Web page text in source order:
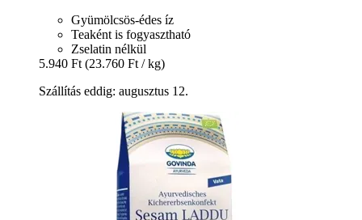
Gyümölcsös-édes íz
Teaként is fogyasztható
Zselatin nélkül
5.940 Ft (23.760 Ft / kg)
Szállítás eddig: augusztus 12.